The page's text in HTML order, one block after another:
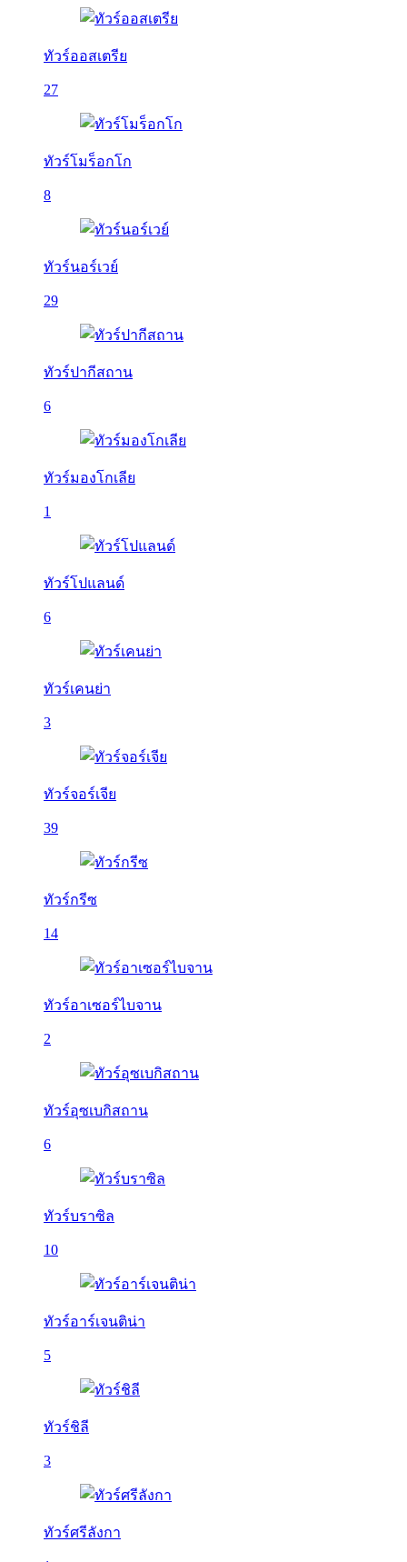
ทัวร์ออสเตรีย
27
ทัวร์โมร็อกโก
8
ทัวร์นอร์เวย์
29
ทัวร์ปากีสถาน
6
ทัวร์มองโกเลีย
1
ทัวร์โปแลนด์
6
ทัวร์เคนย่า
3
ทัวร์จอร์เจีย
39
ทัวร์กรีซ
14
ทัวร์อาเซอร์ไบจาน
2
ทัวร์อุซเบกิสถาน
6
ทัวร์บราซิล
10
ทัวร์อาร์เจนติน่า
5
ทัวร์ชิลี
3
ทัวร์ศรีลังกา